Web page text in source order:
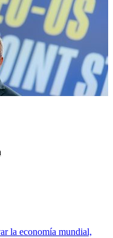
la economía mundial,